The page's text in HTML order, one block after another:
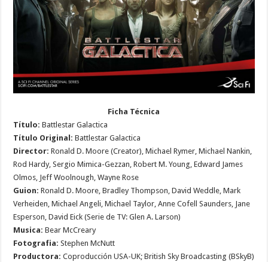
Ficha Técnica
Título: Battlestar Galactica
Título Original: Battlestar Galactica
Director: Ronald D. Moore (Creator), Michael Rymer, Michael Nankin,
Rod Hardy, Sergio Mimica-Gezzan, Robert M. Young, Edward James
Olmos, Jeff Woolnough, Wayne Rose
Guion: Ronald D. Moore, Bradley Thompson, David Weddle, Mark
Verheiden, Michael Angeli, Michael Taylor, Anne Cofell Saunders, Jane
Esperson, David Eick (Serie de TV: Glen A. Larson)
Musica: Bear McCreary
Fotografia: Stephen McNutt
Productora: Coproducción USA-UK; British Sky Broadcasting (BSkyB)